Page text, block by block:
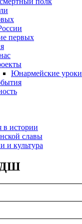
первых
Юнармейские уроки
в истории
славы
и культура